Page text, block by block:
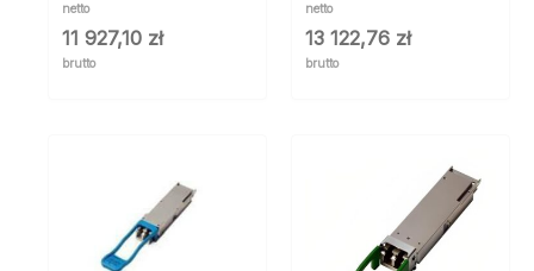
netto
11 927,10 zł
brutto
netto
13 122,76 zł
brutto